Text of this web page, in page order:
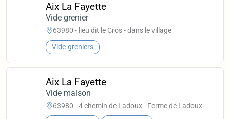
Aix La Fayette
Vide grenier
63980 - lieu dit le Cros - dans le village
Vide-greniers
Aix La Fayette
Vide maison
63980 - 4 chemin de Ladoux - Ferme de Ladoux